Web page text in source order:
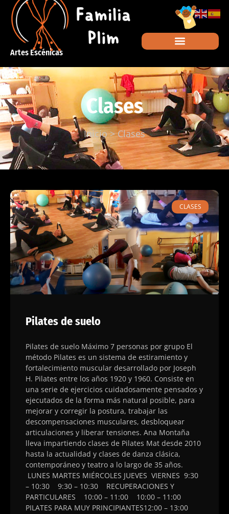
Artes Escénicas
Clases
Inicio>Clases
CLASES
Pilates de suelo
Pilates de suelo Máximo 7 personas por grupo El
método Pilates es un sistema de estiramiento y
fortalecimiento muscular desarrollado por Joseph
H. Pilates entre los años 1920 y 1960. Consiste en
una serie de ejercicios cuidadosamente pensados y
ejecutados de la forma más natural posible, para
mejorar y corregir la postura, trabajar las
descompensaciones musculares, desbloquear
articulaciones y liberar tensiones. Ana Montaña
lleva impartiendo clases de Pilates Mat desde 2010
hasta la actualidad y clases de danza clásica,
contemporáneo y teatro a lo largo de 35 años.
LUNES MARTES MIÉRCOLES JUEVES VIERNES 9:30
– 10:30 9:30 – 10:30 RECUPERACIONES Y
PARTICULARES 10:00 – 11:00 10:00 – 11:00
PILATES PARA MUY PRINCIPIANTES12:00 – 13:00